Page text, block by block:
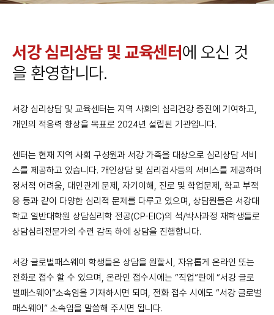
서강 심리상담 및 교육센터에 오신 것
을 환영합니다.
서강 심리상담 및 교육센터는 지역 사회의 심리건강 증진에 기여하고,
개인의 적응력 향상을 목표로 2024년 설립된 기관입니다.
센터는 현재 지역 사회 구성원과 서강 가족을 대상으로 심리상담 서비
스를 제공하고 있습니다. 개인상담 및 심리검사등의 서비스를 제공하며
정서적 어려움, 대인관계 문제, 자기이해, 진로 및 학업문제, 학교 부적
응 등과 같이 다양한 심리적 문제를 다루고 있으며, 상담원들은 서강대
학교 일반대학원 상담심리학 전공(CP-EIC)의 석/박사과정 재학생들로
상담심리전문가의 수련 감독 하에 상담을 진행합니다.
서강 글로벌패스웨이 학생들은 상담을 원할시, 자유롭게 온라인 또는
전화로 접수 할 수 있으며, 온라인 접수시에는 “직업”란에 “서강 글로
벌패스웨이”소속임을 기재하시면 되며, 전화 접수 시에도 “서강 글로벌
패스웨이” 소속임을 말씀해 주시면 됩니다.